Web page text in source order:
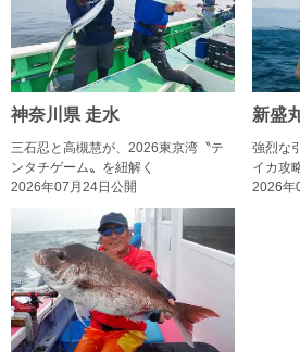
神奈川県 走水
三石忍と高槻慧が、2026東京湾〝テ
ンタチゲーム〟を紐解く
2026年07月24日公開
新盛
強烈な
イカ攻
2026年